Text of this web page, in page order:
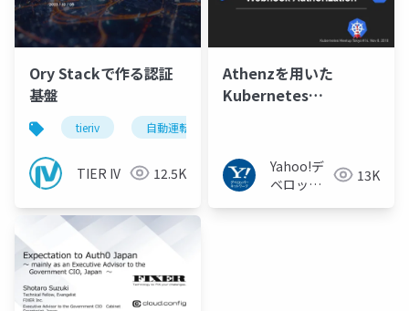
Ory Stackで作る認証
基盤
tieriv 自動運転
TIER IV 12.5K
Athenzを用いた
Kubernetes
Yahoo!デ
ベロッパ
13K